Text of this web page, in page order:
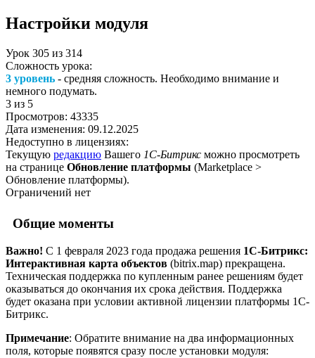
Настройки модуля
Урок 305 из 314
Сложность урока:
3 уровень - средняя сложность. Необходимо внимание и
немного подумать.
3 из 5
Просмотров: 43335
Дата изменения: 09.12.2025
Недоступно в лицензиях:
Текущую редакцию Вашего 1С-Битрикс можно просмотреть
на странице Обновление платформы (Marketplace >
Обновление платформы).
Ограничений нет
Общие моменты
Важно! С 1 февраля 2023 года продажа решения 1С-Битрикс:
Интерактивная карта объектов (bitrix.map) прекращена.
Техническая поддержка по купленным ранее решениям будет
оказываться до окончания их срока действия. Поддержка
будет оказана при условии активной лицензии платформы 1С-
Битрикс.
Примечание: Обратите внимание на два информационных
поля, которые появятся сразу после установки модуля: